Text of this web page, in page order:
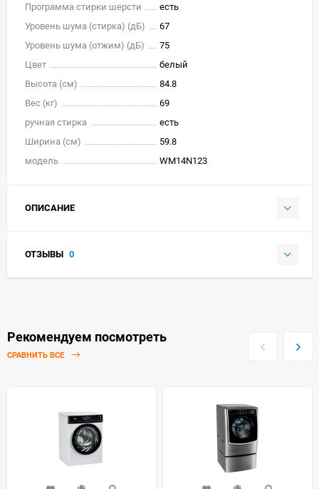
Программа стирки шерсти
есть
Уровень шума (стирка) (дБ)
67
Уровень шума (отжим) (дБ)
75
Цвет
белый
Высота (см)
84.8
Вес (кг)
69
ручная стирка
есть
Ширина (см)
59.8
модель
WM14N123
ОПИСАНИЕ
ОТЗЫВЫ 0
Рекомендуем посмотреть
СРАВНИТЬ ВСЕ